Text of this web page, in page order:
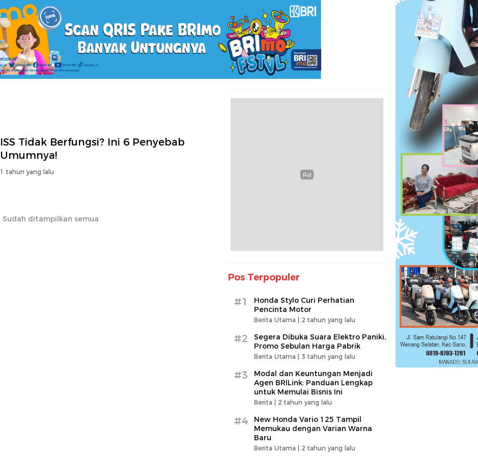
ISS Tidak Berfungsi? Ini 6 Penyebab
Umumnya!
1 tahun yang lalu
Sudah ditampilkan semua
Pos Terpopuler
#1
Honda Stylo Curi Perhatian
Pencinta Motor
Berita Utama | 2 tahun yang lalu
#2
Segera Dibuka Suara Elektro Paniki,
Promo Sebulan Harga Pabrik
Berita Utama | 3 tahun yang lalu
#3
Modal dan Keuntungan Menjadi
Agen BRILink: Panduan Lengkap
untuk Memulai Bisnis Ini
Berita | 2 tahun yang lalu
#4
New Honda Vario 125 Tampil
Memukau dengan Varian Warna
Baru
Berita Utama | 2 tahun yang lalu